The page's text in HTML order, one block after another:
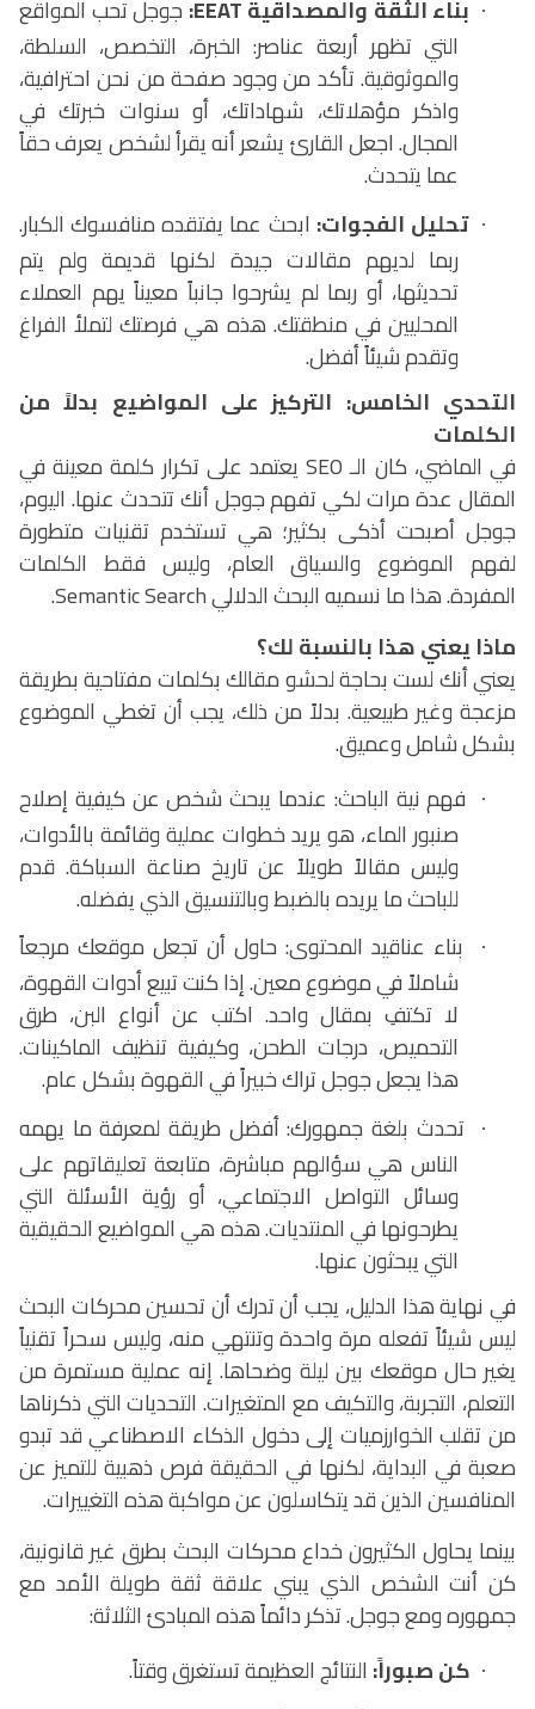
· بناء الثقة والمصداقيةEEAT
: جوجل تحب المواقع
التي تظهر أربعة عناصر: الخبرة، التخصص، السلطة،
والموثوقية. تأكد من وجود صفحة من نحن احترافية،
واذكر مؤهلاتك، شهاداتك، أو سنوات خبرتك في
المجال. اجعل القارئ يشعر أنه يقرأ لشخص يعرف حقاً
عما يتحدث.
· تحليل الفجوات: ابحث عما يفتقده منافسوك الكبار.
ربما لديهم مقالات جيدة لكنها قديمة ولم يتم
تحديثها، أو ربما لم يشرحوا جانباً معيناً يهم العملاء
المحليين في منطقتك. هذه هي فرصتك لتملأ الفراغ
وتقدم شيئاً أفضل.
التحدي الخامس: التركيز على المواضيع بدلاً من
الكلمات
في الماضي، كان الـSEO يعتمد على تكرار كلمة معينة في
المقال عدة مرات لكي تفهم جوجل أنك تتحدث عنها. اليوم،
جوجل أصبحت أذكى بكثير؛ هي تستخدم تقنيات متطورة
لفهم الموضوع والسياق العام، وليس فقط الكلمات
المفردة. هذا ما نسميه البحث الدلاليSemantic Search
.
ماذا يعني هذا بالنسبة لك؟
يعني أنك لست بحاجة لحشو مقالك بكلمات مفتاحية بطريقة
مزعجة وغير طبيعية. بدلاً من ذلك، يجب أن تغطي الموضوع
بشكل شامل وعميق.
·
فهم نية الباحث: عندما يبحث شخص عن كيفية إصلاح
صنبور الماء، هو يريد خطوات عملية وقائمة بالأدوات،
وليس مقالاً طويلاً عن تاريخ صناعة السباكة. قدم
للباحث ما يريده بالضبط وبالتنسيق الذي يفضله.
·
بناء عناقيد المحتوى: حاول أن تجعل موقعك مرجعاً
شاملاً في موضوع معين. إذا كنت تبيع أدوات القهوة،
لا تكتفِ بمقال واحد. اكتب عن أنواع البن، طرق
التحميص، درجات الطحن، وكيفية تنظيف الماكينات.
هذا يجعل جوجل تراك خبيراً في القهوة بشكل عام.
·
تحدث بلغة جمهورك: أفضل طريقة لمعرفة ما يهمه
الناس هي سؤالهم مباشرة، متابعة تعليقاتهم على
وسائل التواصل الاجتماعي، أو رؤية الأسئلة التي
يطرحونها في المنتديات. هذه هي المواضيع الحقيقية
التي يبحثون عنها.
في نهاية هذا الدليل، يجب أن تدرك أن تحسين محركات البحث
ليس شيئاً تفعله مرة واحدة وتنتهي منه، وليس سحراً تقنياً
يغير حال موقعك بين ليلة وضحاها. إنه عملية مستمرة من
التعلم، التجربة، والتكيف مع المتغيرات. التحديات التي ذكرناها
من تقلب الخوارزميات إلى دخول الذكاء الاصطناعي قد تبدو
صعبة في البداية، لكنها في الحقيقة فرص ذهبية للتميز عن
المنافسين الذين قد يتكاسلون عن مواكبة هذه التغييرات.
بينما يحاول الكثيرون خداع محركات البحث بطرق غير قانونية،
كن أنت الشخص الذي يبني علاقة ثقة طويلة الأمد مع
جمهوره ومع جوجل. تذكر دائماً هذه المبادئ الثلاثة:
· كن صبوراً: النتائج العظيمة تستغرق وقتاً.